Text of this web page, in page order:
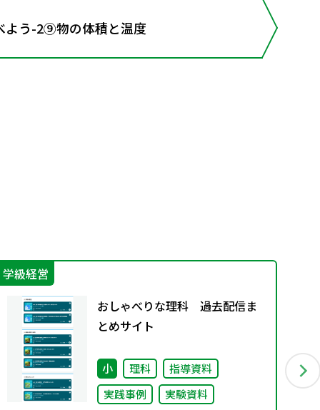
よう-2⑨物の体積と温度
学級経営
おしゃべりな理科 過去配信ま
とめサイト
小 理科
指導資料
実践事例
実験資料